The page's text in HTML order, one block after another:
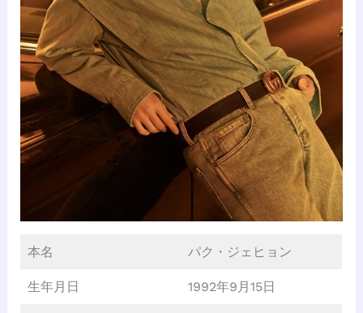
本名 パク・ジェヒョン
生年月日 1992年9月15日